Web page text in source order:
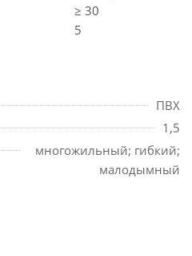
≥ 30
5
ПВХ
1,5
многожильный; гибкий;
малодымный